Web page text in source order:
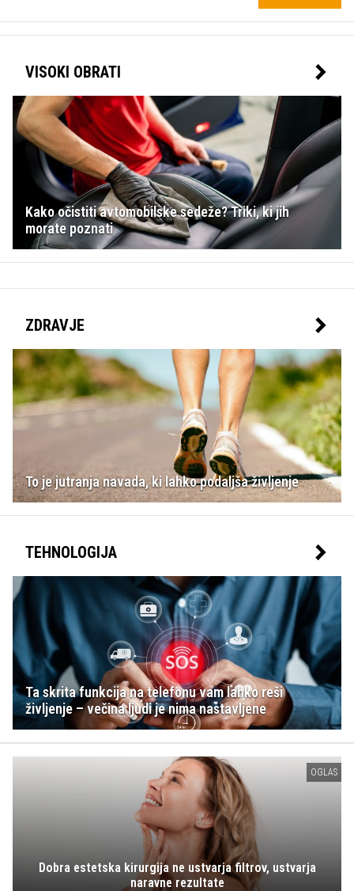
VISOKI OBRATI
Kako očistiti avtomobilske sedeže? Triki, ki jih
morate poznati
ZDRAVJE
To je jutranja navada, ki lahko podaljša življenje
TEHNOLOGIJA
Ta skrita funkcija na telefonu vam lahko reši
življenje – večina ljudi je nima nastavljene
OGLAS
Dobra estetska kirurgija ne ustvarja filtrov, ustvarja
naravne rezultate